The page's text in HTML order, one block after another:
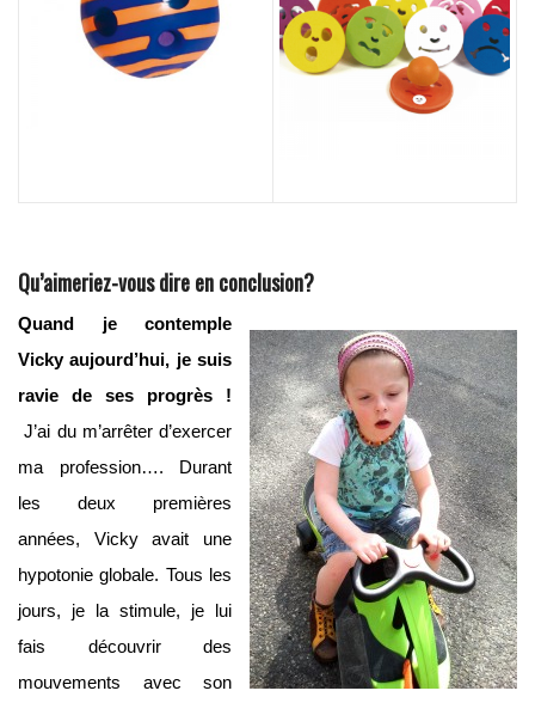
Qu’aimeriez-vous dire en conclusion?
Quand je contemple
Vicky aujourd’hui, je suis
ravie de ses progrès !
J’ai du m’arrêter d’exercer
ma profession…. Durant
les deux premières
années, Vicky avait une
hypotonie globale. Tous les
jours, je la stimule, je lui
fais découvrir des
mouvements avec son